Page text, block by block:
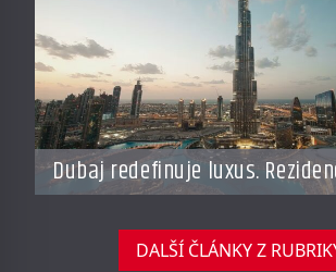
Dubaj redefinuje luxus.
miliardy dnes připomínají
resorty budoucnosti
DALŠÍ ČLÁNKY Z